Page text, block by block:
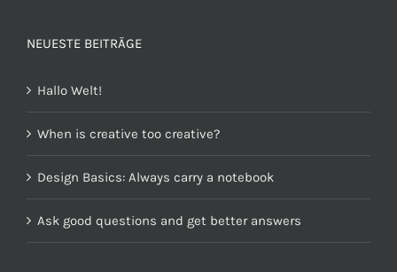
NEUESTE BEITRÄGE
Hallo Welt!
When is creative too creative?
Design Basics: Always carry a notebook
Ask good questions and get better answers